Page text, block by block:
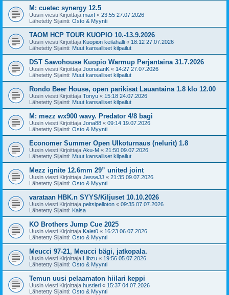
M: cuetec synergy 12.5
Uusin viesti Kirjoittaja maxf « 23:55 27.07.2026
Lähetetty Sijainti: Osto & Myynti
TAOM HCP TOUR KUOPIO 10.-13.9.2026
Uusin viesti Kirjoittaja Kuopion keilahalli « 18:12 27.07.2026
Lähetetty Sijainti: Muut kansalliset kilpailut
DST Sawohouse Kuopio Warmup Perjantaina 31.7.2026
Uusin viesti Kirjoittaja JoonatanK « 14:27 27.07.2026
Lähetetty Sijainti: Muut kansalliset kilpailut
Rondo Beer House, open parikisat Lauantaina 1.8 klo 12.00
Uusin viesti Kirjoittaja Tonyu « 15:18 24.07.2026
Lähetetty Sijainti: Muut kansalliset kilpailut
M: mezz wx900 wavy. Predator 4/8 bagi
Uusin viesti Kirjoittaja Jona88 « 09:14 19.07.2026
Lähetetty Sijainti: Osto & Myynti
Economer Summer Open Ulkoturnaus (nelurit) 1.8
Uusin viesti Kirjoittaja Aku-M « 21:50 09.07.2026
Lähetetty Sijainti: Muut kansalliset kilpailut
Mezz ignite 12.6mm 29” united joint
Uusin viesti Kirjoittaja JesseJJ « 21:35 09.07.2026
Lähetetty Sijainti: Osto & Myynti
varataan HBK.n SYYS/Kiljuset 10.10.2026
Uusin viesti Kirjoittaja peltsipelloton « 09:35 07.07.2026
Lähetetty Sijainti: Kaisa
KO Brothers Jump Cue 2025
Uusin viesti Kirjoittaja Kalet0 « 16:23 06.07.2026
Lähetetty Sijainti: Osto & Myynti
Meucci 97-21, Meucci bägi, jatkopala.
Uusin viesti Kirjoittaja Hibzu « 19:56 05.07.2026
Lähetetty Sijainti: Osto & Myynti
Temun uusi pelaamaton hiilari keppi
Uusin viesti Kirjoittaja hustleri « 15:37 04.07.2026
Lähetetty Sijainti: Osto & Myynti